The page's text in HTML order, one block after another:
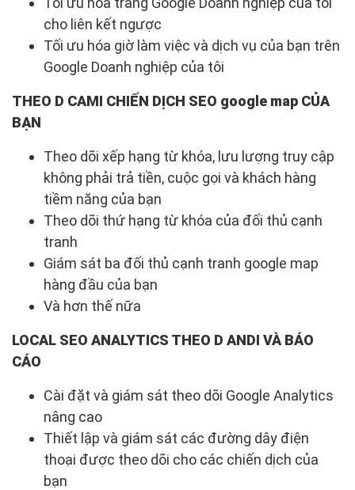
cho liên kết ngược
Tối ưu hóa giờ làm việc và dịch vụ của bạn trên
Google Doanh nghiệp của tôi
THEO D CAMI CHIẾN DỊCH SEO google map CỦA
BẠN
Theo dõi xếp hạng từ khóa, lưu lượng truy cập
không phải trả tiền, cuộc gọi và khách hàng
tiềm năng của bạn
Theo dõi thứ hạng từ khóa của đối thủ cạnh
tranh
Giám sát ba đối thủ cạnh tranh google map
hàng đầu của bạn
Và hơn thế nữa
LOCAL SEO ANALYTICS THEO D ANDI VÀ BÁO
CÁO
Cài đặt và giám sát theo dõi Google Analytics
nâng cao
Thiết lập và giám sát các đường dây điện
thoại được theo dõi cho các chiến dịch của
bạn